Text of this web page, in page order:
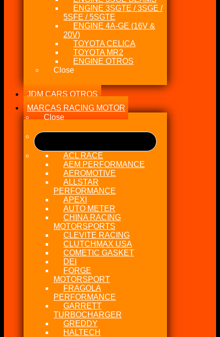
ENGINE 3SGTE / 3SGE /
5SFE / 5SGTE
ENGINE 4A-GE (16V &
20V)
TOYOTA CELICA
TOYOTA MR2
ENGINE OTROS
Close
JDM CARS OTROS
MARCAS RACING MOTOR
Close
ACL RACE
AEM PERFORMANCE
AEROMOTIVE
ALLSTAR
PERFORMANCE
APEXI
AUTO METER
CHINA RACING
MOTORSPORTS
CLEVITE RACING
CLUTCHMAX USA
COMETIC GASKET
DEI
FORGE
MOTORSPORT
FRAGOLA
PERFORMANCE
GARRETT
TURBOCHARGER
GREDDY
HALTECH